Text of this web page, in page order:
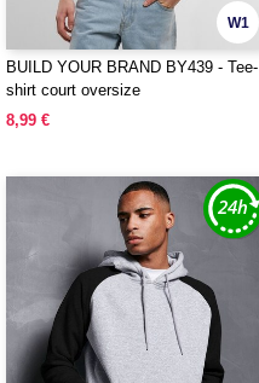
W1
BUILD YOUR BRAND BY439 - Tee-
shirt court oversize
8,99 €